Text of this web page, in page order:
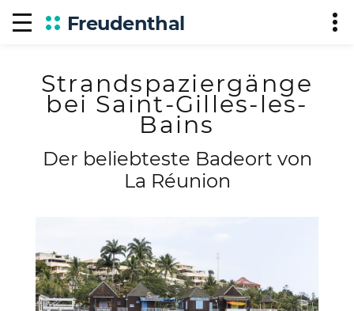
Freudenthal
Strandspaziergänge
bei Saint-Gilles-les-
Bains
Der beliebteste Badeort von
La Réunion